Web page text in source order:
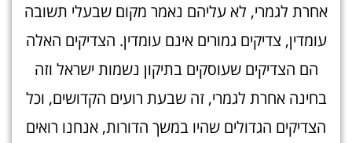
אחרת לגמרי, לא עליהם נאמר מקום שבעלי תשובה
עומדין, צדיקים גמורים אינם עומדין. הצדיקים האלה
הם הצדיקים שעוסקים בתיקון נשמות ישראל וזה
בחינה אחרת לגמרי, זה שבעת רועים הקדושים, וכל
הצדיקים הגדולים שהיו במשך הדורות, אנחנו רואים